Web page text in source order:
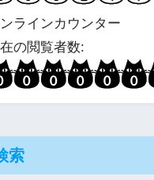
ラインカウンター
の閲覧者数:
索